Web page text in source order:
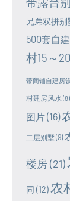
兄弟双拼别
500套自
村15～
带商铺自建房
村建房风水 (8)
图片(16)
二层别墅(9)
楼房(21)
同 (12)农